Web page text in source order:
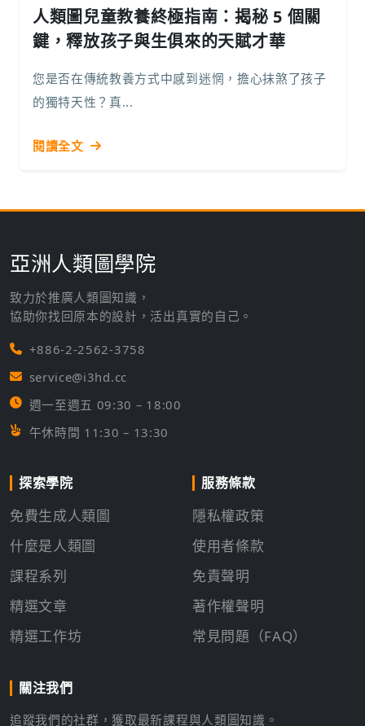
人類圖兒童教養終極指南：揭秘 5 個關
鍵，釋放孩子與生俱來的天賦才華
您是否在傳統教養方式中感到迷惘，擔心抹煞了孩子
的獨特天性？真...
閱讀全文
亞洲人類圖學院
致力於推廣人類圖知識，
協助你找回原本的設計，活出真實的自己。
+886-2-2562-3758
service@i3hd.cc
週一至週五 09:30 – 18:00
午休時間 11:30 – 13:30
探索學院
免費生成人類圖
什麼是人類圖
課程系列
精選文章
精選工作坊
服務條款
隱私權政策
使用者條款
免責聲明
著作權聲明
常見問題（FAQ）
關注我們
追蹤我們的社群，獲取最新課程與人類圖知識。